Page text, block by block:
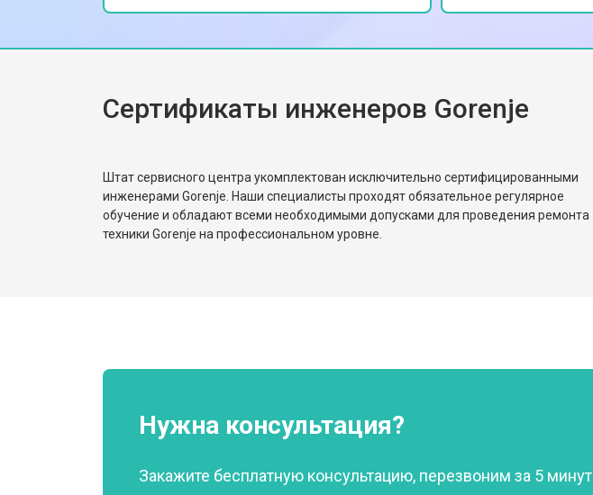
оперативностью. Спасибо за
деталям.
Сертификаты инженеров Gorenje
Штат сервисного центра укомплектован исключительно сертифицированными
инженерами Gorenje. Наши специалисты проходят обязательное регулярное
обучение и обладают всеми необходимыми допусками для проведения ремонта
техники Gorenje на профессиональном уровне.
Нужна консультация?
Закажите бесплатную консультацию, перезвоним за 5 минут